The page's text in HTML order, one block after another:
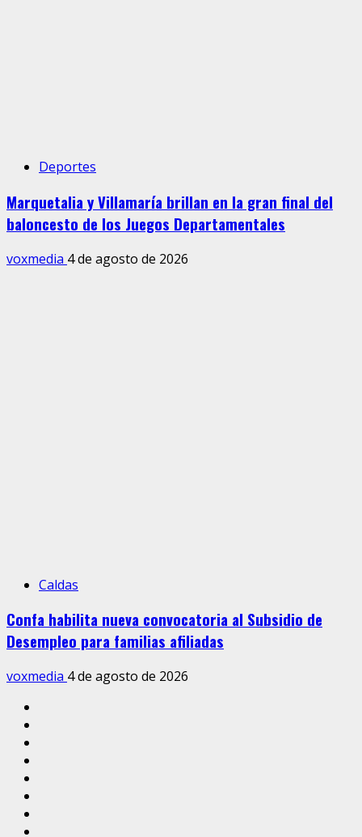
Deportes
Marquetalia y Villamaría brillan en la gran final del
baloncesto de los Juegos Departamentales
voxmedia 4 de agosto de 2026
Caldas
Confa habilita nueva convocatoria al Subsidio de
Desempleo para familias afiliadas
voxmedia 4 de agosto de 2026